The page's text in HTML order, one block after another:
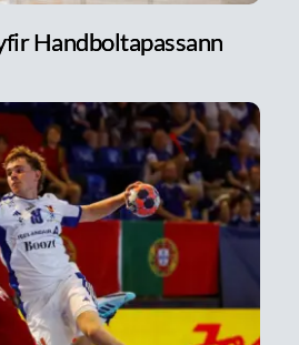
Handboltapassann